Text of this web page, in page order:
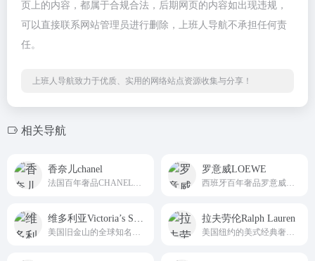
页上的内容，都属于合规合法，后期网页的内容如出现违规，
可以直接联系网站管理员进行删除，上班人导航不承担任何责
任。
上班人导航致力于优质、实用的网络站点资源收集与分享！
相关导航
香奈儿chanel 罗意威LOEWE
拉夫劳伦Ralph Lauren